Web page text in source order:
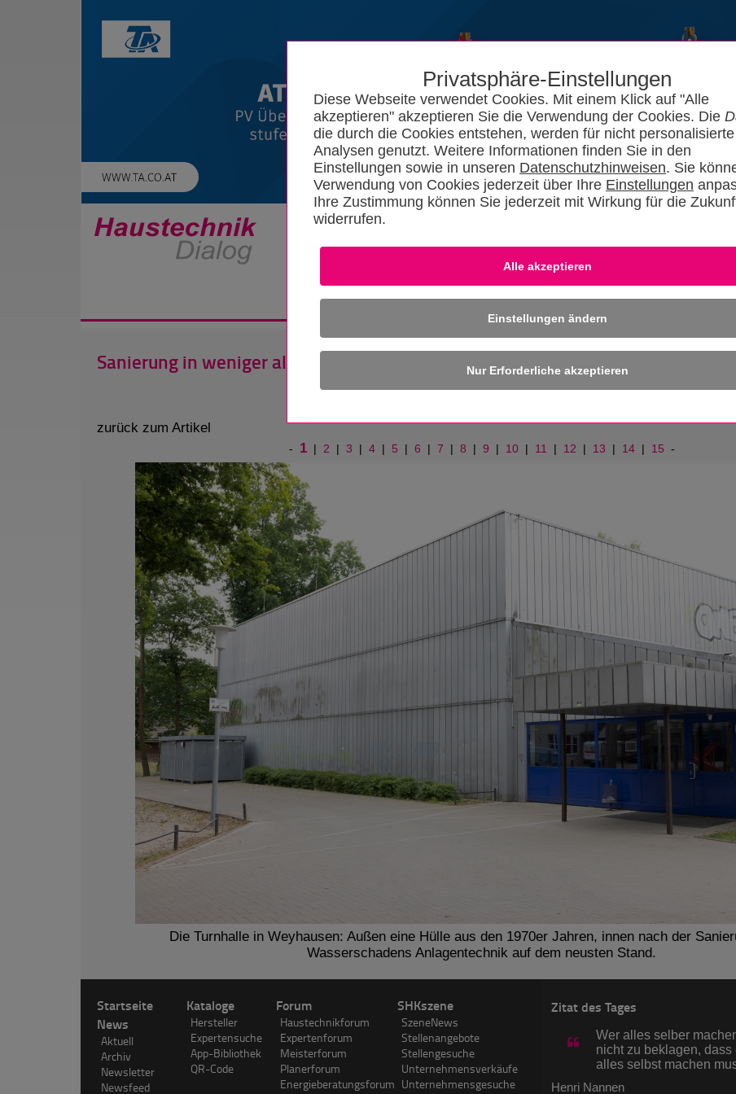
Privatsphäre-Einstellungen
Diese Webseite verwendet Cookies. Mit einem Klick auf "Alle
akzeptieren" akzeptieren Sie die Verwendung der Cookies. Die
die durch die Cookies entstehen, werden für nicht personalisierte
Analysen genutzt. Weitere Informationen finden Sie in den
Einstellungen sowie in unseren Datenschutzhinweisen. Sie
Verwendung von Cookies jederzeit über Ihre Einstellungen
Ihre Zustimmung können Sie jederzeit mit Wirkung für die
widerrufen.
Einstellungen ändern
Startseite News
Sanierung in weniger als einem Jahr
zurück zum Artikel
- 1 | 2 | 3 | 4 | 5 | 6 | 7 | 8 | 9 | 10 | 11 | 12 | 13 | 14 | 15 -
Die Turnhalle in Weyhausen: Außen eine Hülle aus den 1970er Jahren, innen nach der
Wasserschadens Anlagentechnik auf dem neusten Stand.
Startseite
News
Aktuell
Archiv
Newsletter
Newsfeed
Kataloge
Hersteller
Expertensuche
App-Bibliothek
QR-Code
Forum
Haustechnikforum
Expertenforum
Meisterforum
Planerforum
Energieberatungsforum
SHKszene
SzeneNews
Stellenangebote
Stellengesuche
Unternehmensverkäufe
Unternehmensgesuche
Zitat des Tages
Wer alles selber
nicht zu beklagen,
alles selbst machen
Henri Nannen